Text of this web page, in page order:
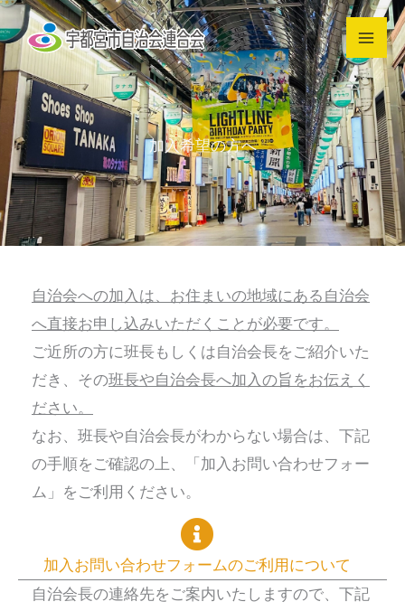
内
容
を
ス
キ
ッ
プ
加入希望の方へ
自治会への加入は、お住まいの地域にある自治会
へ直接お申し込みいただくことが必要です。
ご近所の方に班長もしくは自治会長をご紹介いた
だき、その班長や自治会長へ加入の旨をお伝えく
ださい。
なお、班長や自治会長がわからない場合は、下記
の手順をご確認の上、「加入お問い合わせフォー
ム」をご利用ください。
加入お問い合わせフォームのご利用について
自治会長の連絡先をご案内いたしますので、下記